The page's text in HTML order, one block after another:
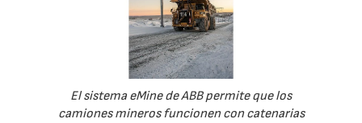
El sistema eMine de ABB permite que los
camiones mineros funcionen con catenarias